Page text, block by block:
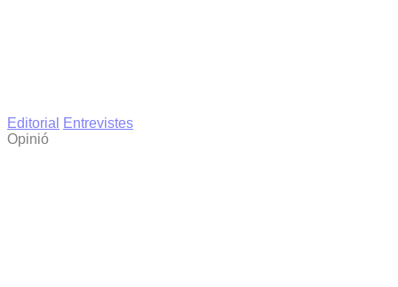
Editorial
Entrevistes
Opinió